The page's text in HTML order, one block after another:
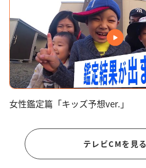
女性鑑定篇「キッズ予想ver.」
テレビCMを見る